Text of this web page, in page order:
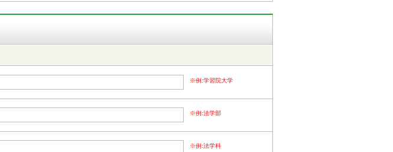
※例:学習院大学
※例:法学部
※例:法学科